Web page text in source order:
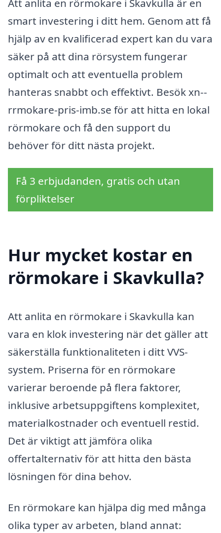
Att anlita en rörmokare i Skavkulla är en
smart investering i ditt hem. Genom att få
hjälp av en kvalificerad expert kan du vara
säker på att dina rörsystem fungerar
optimalt och att eventuella problem
hanteras snabbt och effektivt. Besök xn--
rrmokare-pris-imb.se för att hitta en lokal
rörmokare och få den support du
behöver för ditt nästa projekt.
Få 3 erbjudanden, gratis och utan
förpliktelser
Hur mycket kostar en
rörmokare i Skavkulla?
Att anlita en rörmokare i Skavkulla kan
vara en klok investering när det gäller att
säkerställa funktionaliteten i ditt VVS-
system. Priserna för en rörmokare
varierar beroende på flera faktorer,
inklusive arbetsuppgiftens komplexitet,
materialkostnader och eventuell restid.
Det är viktigt att jämföra olika
offertalternativ för att hitta den bästa
lösningen för dina behov.
En rörmokare kan hjälpa dig med många
olika typer av arbeten, bland annat: